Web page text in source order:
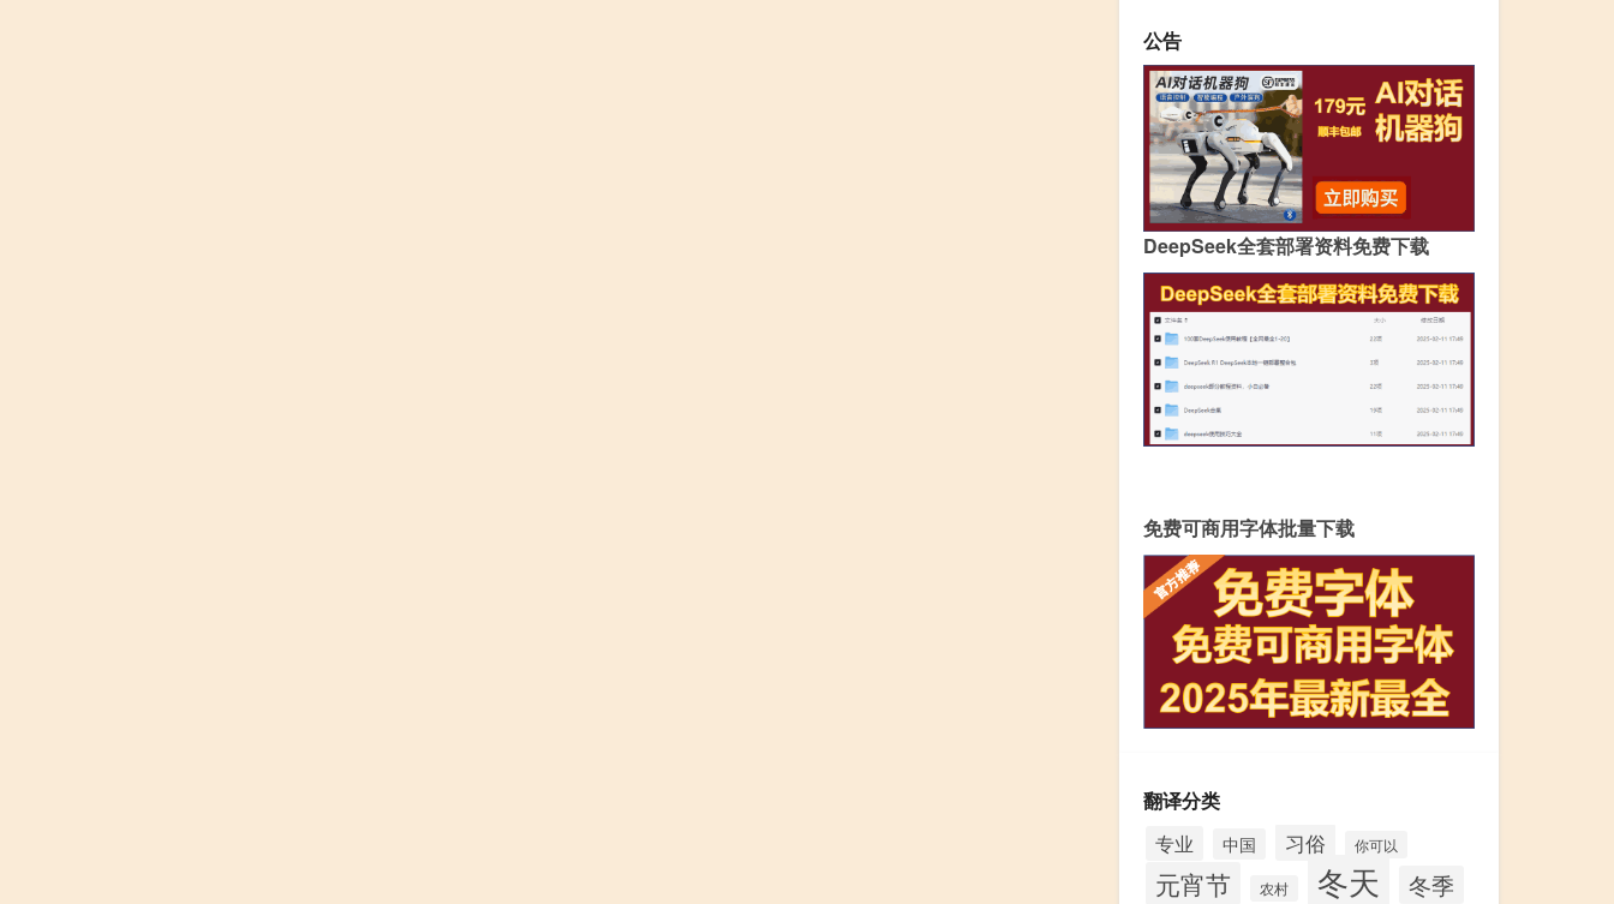
公告
DeepSeek全套部署资料免费下载
免费可商用字体批量下载
翻译分类
专业
中国 习俗 你可以
元宵节 农村 冬天 冬季